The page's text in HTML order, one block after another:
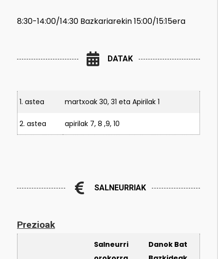
8:30-14:00/14:30 Bazkariarekin 15:00/15:15era
DATAK
1. astea martxoak 30, 31 eta Apirilak 1
2. astea apirilak 7, 8 ,9, 10
SALNEURRIAK
Prezioak
Salneurri
Danok Bat